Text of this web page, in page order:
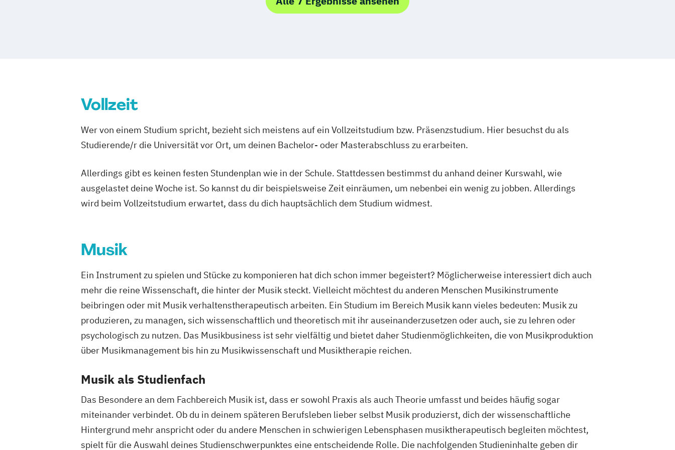
Vollzeit
Wer von einem Studium spricht, bezieht sich meistens auf ein Vollzeitstudium bzw. Präsenzstudium. Hier besuchst du als
Studierende/r die Universität vor Ort, um deinen Bachelor- oder Masterabschluss zu erarbeiten.
Allerdings gibt es keinen festen Stundenplan wie in der Schule. Stattdessen bestimmst du anhand deiner Kurswahl, wie
ausgelastet deine Woche ist. So kannst du dir beispielsweise Zeit einräumen, um nebenbei ein wenig zu jobben. Allerdings
wird beim Vollzeitstudium erwartet, dass du dich hauptsächlich dem Studium widmest.
Musik
Ein Instrument zu spielen und Stücke zu komponieren hat dich schon immer begeistert? Möglicherweise interessiert dich auch
mehr die reine Wissenschaft, die hinter der Musik steckt. Vielleicht möchtest du anderen Menschen Musikinstrumente
beibringen oder mit Musik verhaltenstherapeutisch arbeiten. Ein Studium im Bereich Musik kann vieles bedeuten: Musik zu
produzieren, zu managen, sich wissenschaftlich und theoretisch mit ihr auseinanderzusetzen oder auch, sie zu lehren oder
psychologisch zu nutzen. Das Musikbusiness ist sehr vielfältig und bietet daher Studienmöglichkeiten, die von Musikproduktion
über Musikmanagement bis hin zu Musikwissenschaft und Musiktherapie reichen.
Musik als Studienfach
Das Besondere an dem Fachbereich Musik ist, dass er sowohl Praxis als auch Theorie umfasst und beides häufig sogar
miteinander verbindet. Ob du in deinem späteren Berufsleben lieber selbst Musik produzierst, dich der wissenschaftliche
Hintergrund mehr anspricht oder du andere Menschen in schwierigen Lebensphasen musiktherapeutisch begleiten möchtest,
spielt für die Auswahl deines Studienschwerpunktes eine entscheidende Rolle. Die nachfolgenden Studieninhalte geben dir